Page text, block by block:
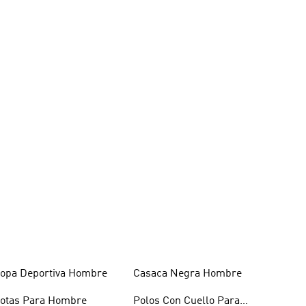
Deportiva Hombre
Para Hombre
Casaca Negra Hombre
Polos Con Cuello Para